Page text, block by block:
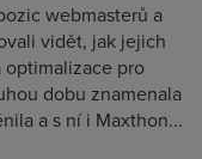
webmasterů a
vidět, jak jejich
pro
dobu znamenala
a s ní i Maxthon...